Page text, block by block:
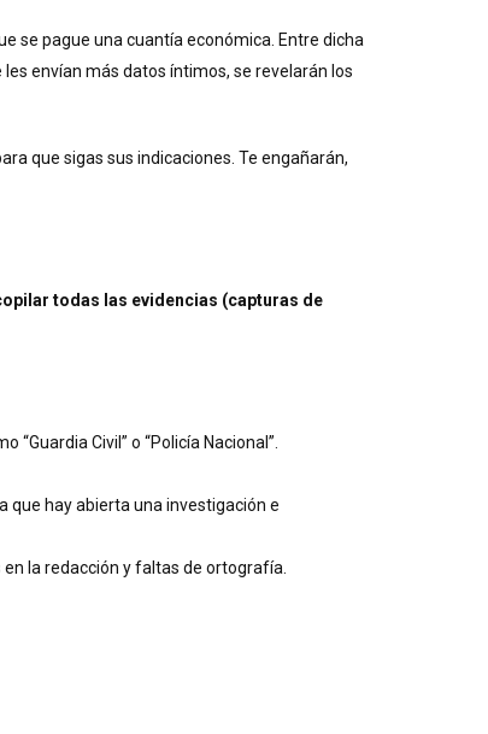
se pague una cuantía económica. Entre dicha
envían más datos íntimos, se revelarán los
que sigas sus indicaciones. Te engañarán,
todas las evidencias (capturas de
Civil” o “Policía Nacional”.
que hay abierta una investigación e
la redacción y faltas de ortografía.